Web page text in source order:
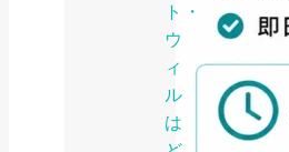
ト・
ウ
ィ
ル
は